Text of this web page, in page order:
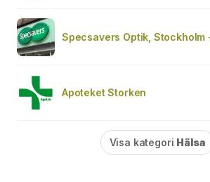
Specsavers Optik, Stockholm
Apoteket Storken
Visa kategori Hälsa